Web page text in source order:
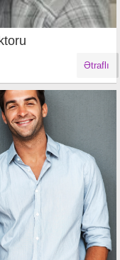
Ətraflı